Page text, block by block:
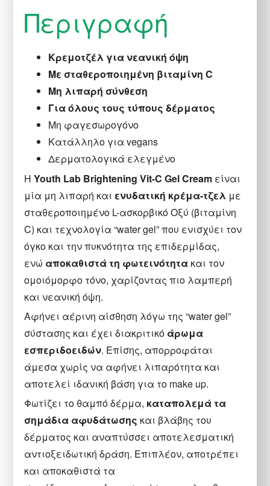
Περιγραφή
Κρεμοτζέλ για νεανική όψη
Με σταθεροποιημένη βιταμίνη C
Μη λιπαρή σύνθεση
Για όλους τους τύπους δέρματος
Μη φαγεσωρογόνο
Κατάλληλο για vegans
Δερματολογικά ελεγμένο
ΗYouth Lab Brightening Vit-C Gel Cream είναι
μία μη λιπαρή και ενυδατική κρέμα-τζελ με
σταθεροποιημένo L-ασκορβικό Οξύ (βιταμίνη
C) και τεχνολογία “water gel” που ενισχύει τον
όγκο και την πυκνότητα της επιδερμίδας,
ενώ αποκαθιστά τη φωτεινότητα και τον
ομοιόμορφο τόνο, χαρίζοντας πιο λαμπερή
και νεανική όψη.
Αφήνει αέρινη αίσθηση λόγω της “water gel”
σύστασης και έχει διακριτικό άρωμα
εσπεριδοειδών. Επίσης, απορροφάται
άμεσα χωρίς να αφήνει λιπαρότητα και
αποτελεί ιδανική βάση για το make up.
Φωτίζει το θαμπό δέρμα, καταπολεμά τα
σημάδια αφυδάτωσης και βλάβης του
δέρματος και αναπτύσσει αποτελεσματική
αντιοξειδωτική δράση. Επιπλέον, αποτρέπει
και αποκαθιστά τα